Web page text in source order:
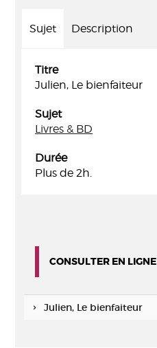
Sujet Description
Titre
Julien, Le bienfaiteur
Sujet
Livres & BD
Durée
Plus de 2h.
CONSULTER EN LIGNE
Julien, Le bienfaiteur